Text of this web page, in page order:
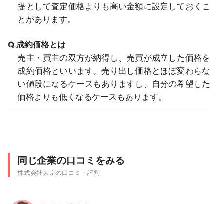
提として査定価格よりも高い金額に設定しておくこ
とがあります。
Q.成約価格とは
売主・買主の双方が納得し、売買が成立した価格を
成約価格といいます。売り出し価格とほぼ変わらな
い値段になるケースもありますし、自分の希望した
価格よりも低くなるケースもあります。
同じ企業の口コミをみる
株式会社大京の口コミ・評判